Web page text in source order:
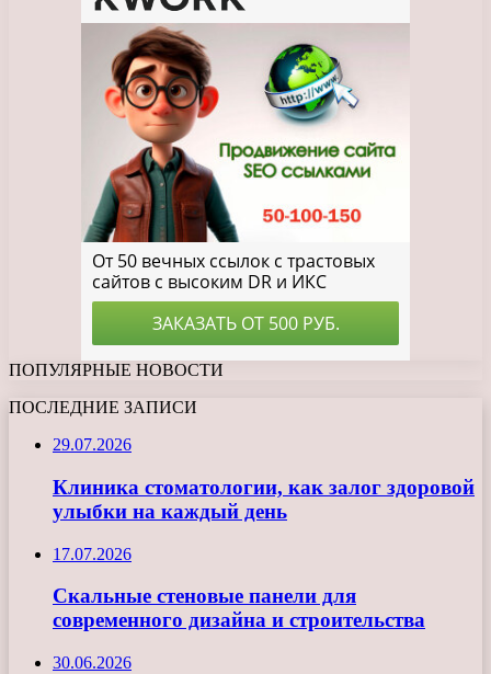
ПОПУЛЯРНЫЕ НОВОСТИ
ПОСЛЕДНИЕ ЗАПИСИ
29.07.2026
Клиника стоматологии, как залог здоровой
улыбки на каждый день
17.07.2026
Скальные стеновые панели для
современного дизайна и строительства
30.06.2026